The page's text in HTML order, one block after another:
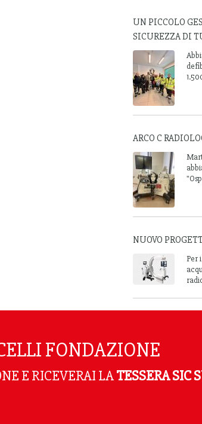
UN PICCOLO
SICUREZZA DI
ARCO C
NUOVO
Per
FONDAZIONE
E RICEVERAI LATESSERA SIC